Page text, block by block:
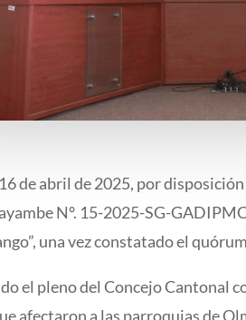
de abril de 2025, por
N°. 15-2025-SG-
una vez constatado el
el pleno del Concejo Cantonal
afectaron a las parroquias de